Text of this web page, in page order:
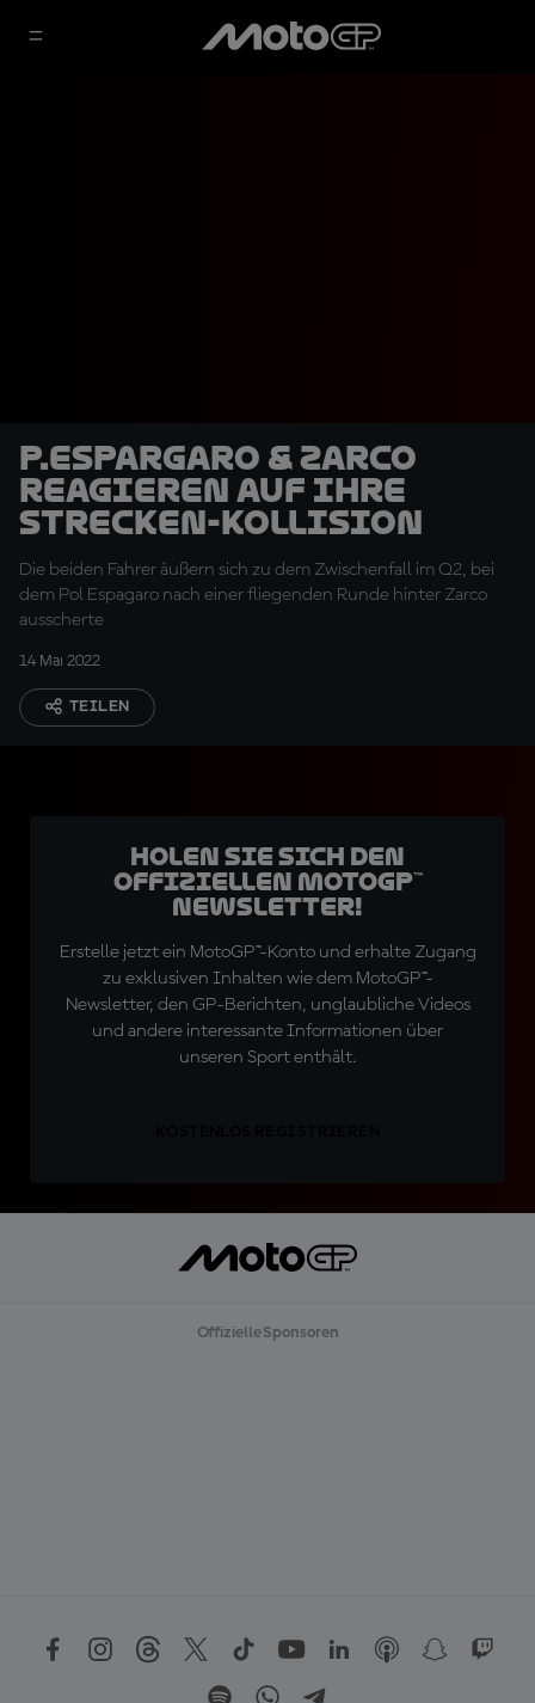
P.Espargaro & Zarco
reagieren auf ihre
Strecken-Kollision
Die beiden Fahrer äußern sich zu dem Zwischenfall im Q2, bei
dem Pol Espagaro nach einer fliegenden Runde hinter Zarco
ausscherte
14 Mai 2022
TEILEN
Holen Sie sich den
offiziellen MotoGP™
Newsletter!
Erstelle jetzt ein MotoGP™-Konto und erhalte Zugang
zu exklusiven Inhalten wie dem MotoGP™-
Newsletter, den GP-Berichten, unglaubliche Videos
und andere interessante Informationen über
unseren Sport enthält.
Offizielle Sponsoren